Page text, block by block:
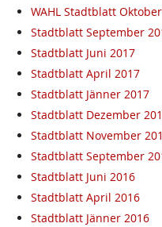
WAHL Stadtblatt
Stadtblatt September
Stadtblatt Juni 2017
Stadtblatt April 2017
Stadtblatt Jänner 2017
Stadtblatt Dezember
Stadtblatt November
Stadtblatt September
Stadtblatt Juni 2016
Stadtblatt April 2016
Stadtblatt Jänner 2016